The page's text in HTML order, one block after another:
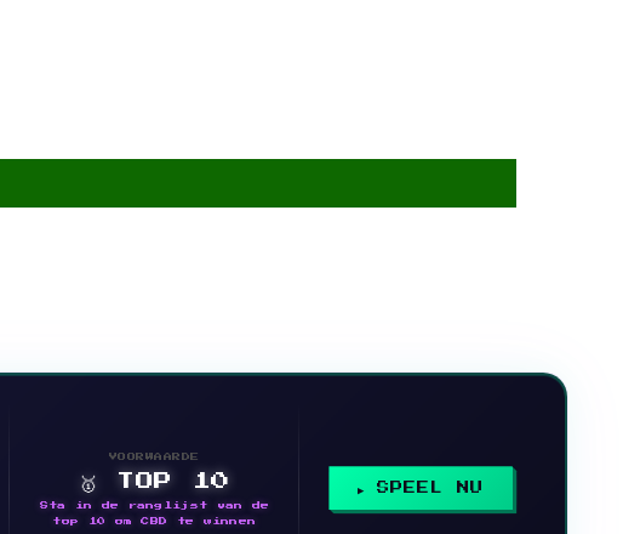
VOORWAARDE
🥇 TOP 10
Sta in de ranglijst van de
top 10 om CBD te winnen
SPEEL NU